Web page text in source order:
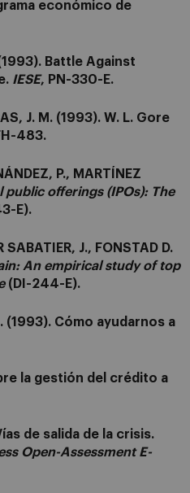
económico de
(1993). Battle Against
IESE, PN-330-E.
J. M. (1993). W. L. Gore
483.
P., MARTÍNEZ
public offerings (IPOs): The
E).
SABATIER, J., FONSTAD D.
An empirical study of top
(DI-244-E).
(1993). Cómo ayudarnos a
la gestión del crédito a
de salida de la crisis.
Open-Assessment E-